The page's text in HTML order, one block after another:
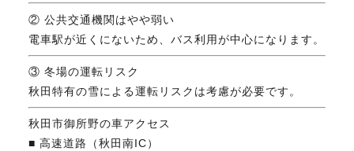
② 公共交通機関はやや弱い
電車駅が近くにないため、バス利用が中心になります。
③ 冬場の運転リスク
秋田特有の雪による運転リスクは考慮が必要です。
秋田市御所野の車アクセス
■ 高速道路（秋田南IC）